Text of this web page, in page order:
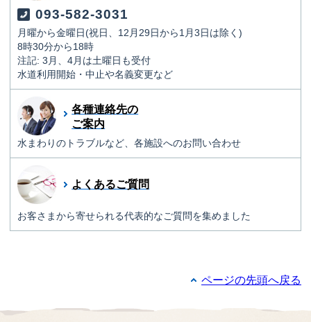
093-582-3031
月曜から金曜日(祝日、12月29日から1月3日は除く)
8時30分から18時
注記: 3月、4月は土曜日も受付
水道利用開始・中止や名義変更など
各種連絡先の
ご案内
水まわりのトラブルなど、各施設へのお問い合わせ
よくあるご質問
お客さまから寄せられる代表的なご質問を集めました
ページの先頭へ戻る